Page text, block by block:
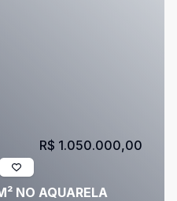
NO AQUARELA
R$ 1.050.000,00